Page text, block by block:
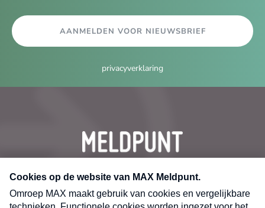
AANMELDEN VOOR NIEUWSBRIEF
privacyverklaring
CONTACT